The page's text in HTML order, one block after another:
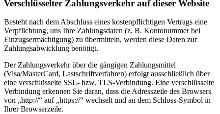
Verschlüsselter Zahlungsverkehr auf dieser Website
Besteht nach dem Abschluss eines kostenpflichtigen Vertrags eine
Verpflichtung, uns Ihre Zahlungsdaten (z. B. Kontonummer bei
Einzugsermächtigung) zu übermitteln, werden diese Daten zur
Zahlungsabwicklung benötigt.
Der Zahlungsverkehr über die gängigen Zahlungsmittel
(Visa/MasterCard, Lastschriftverfahren) erfolgt ausschließlich über
eine verschlüsselte SSL- bzw. TLS-Verbindung. Eine verschlüsselte
Verbindung erkennen Sie daran, dass die Adresszeile des Browsers
von „http://“ auf „https://“ wechselt und an dem Schloss-Symbol in
Ihrer Browserzeile.